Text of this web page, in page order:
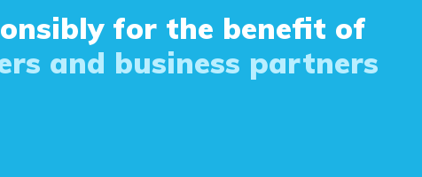
for the benefit of
and business partners